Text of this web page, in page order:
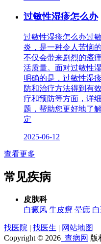
过敏性湿疹怎么办
过敏性湿疹怎么办过
炎，是一种令人苦恼
不仅会带来剧烈的瘙
活质量。面对过敏性
明确的是，过敏性湿
防和治疗方法得到有
疗和预防等方面，详
题，帮助您更好地了
定
2025-06-12
查看更多
常见疾病
皮肤科
白癜风 牛皮癣 晕痣
找医院 | 找医生 | 网站地图
Copyright © 2026 查病网 版